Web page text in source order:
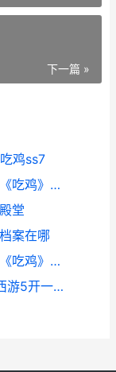
下一篇 »
鸡ss7
《吃鸡》如何快速找到我的橱窗入口 《吃鸡》如何快速升级
堂
案在哪
《吃鸡》如何快速晋升无人能敌战神 《吃鸡》如何快速赚钱
《梦幻西游》5开好听名字主推 梦幻西游5开一个月能挣多少钱